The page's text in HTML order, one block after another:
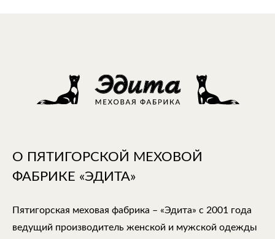
О ПЯТИГОРСКОЙ МЕХОВОЙ
ФАБРИКЕ «ЭДИТА»
Пятигорская меховая фабрика – «Эдита» с 2001 года
ведущий производитель женской и мужской одежды